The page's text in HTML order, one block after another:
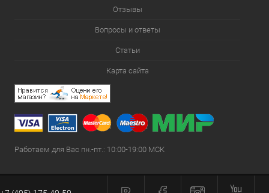
Отзывы
Вопросы и ответы
Статьи
Карта сайта
Работаем для Вас пн.-пт.: 10:00-19:00 МСК